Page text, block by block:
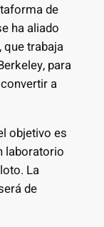
de
ha aliado
que trabaja
para
a
objetivo es
laboratorio
La
de